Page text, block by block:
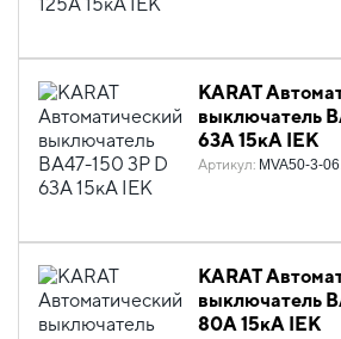
KARAT
выключатель
63А 15кА IEK
Артикул: MVA50-3-
KARAT
выключатель
80А 15кА IEK